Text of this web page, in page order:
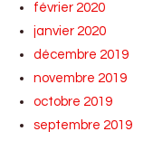
février 2020
janvier 2020
décembre 2019
novembre 2019
octobre 2019
septembre 2019